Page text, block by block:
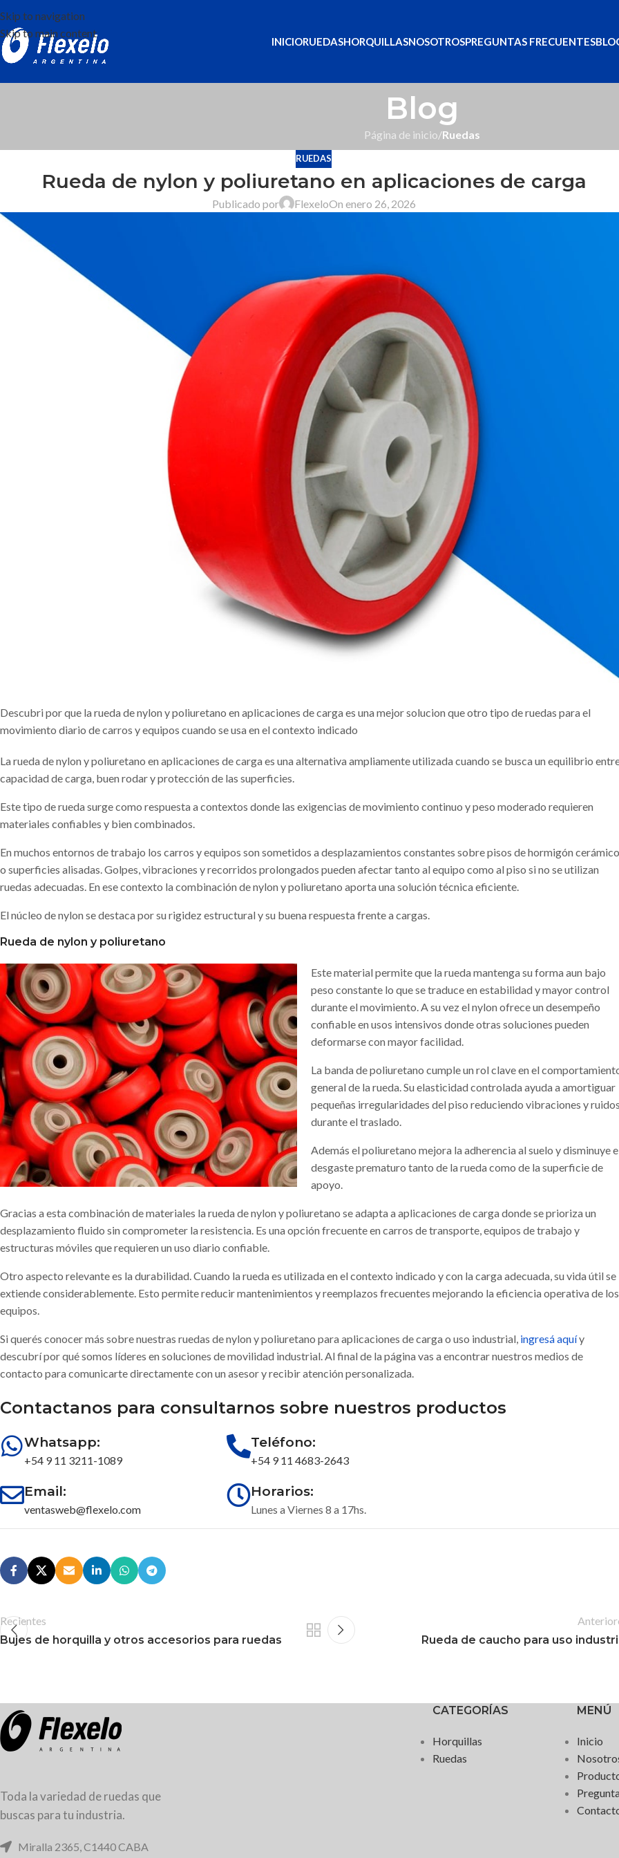
Skip to navigation
Skip to main content
INICIORUEDASHORQUILLASNOSOTROSPREGUNTAS FRECUENTES
Blog
Página de inicio/Ruedas
RUEDAS
Rueda de nylon y poliuretano en aplicaciones de carga
Publicado por FlexeloOn enero 26, 2026
Descubri por que la rueda de nylon y poliuretano en aplicaciones de carga es una mejor solucion que otro tipo de ruedas para el
movimiento diario de carros y equipos cuando se usa en el contexto indicado
La rueda de nylon y poliuretano en aplicaciones de carga es una alternativa ampliamente utilizada cuando se busca un equilibrio
capacidad de carga, buen rodar y protección de las superficies.
Este tipo de rueda surge como respuesta a contextos donde las exigencias de movimiento continuo y peso moderado requieren
materiales confiables y bien combinados.
En muchos entornos de trabajo los carros y equipos son sometidos a desplazamientos constantes sobre pisos de hormigón cerámico
o superficies alisadas. Golpes, vibraciones y recorridos prolongados pueden afectar tanto al equipo como al piso si no se utilizan
ruedas adecuadas. En ese contexto la combinación de nylon y poliuretano aporta una solución técnica eficiente.
El núcleo de nylon se destaca por su rigidez estructural y su buena respuesta frente a cargas.
Rueda de nylon y poliuretano
Este material permite que la rueda mantenga su forma aun bajo
peso constante lo que se traduce en estabilidad y mayor control
durante el movimiento. A su vez el nylon ofrece un desempeño
confiable en usos intensivos donde otras soluciones pueden
deformarse con mayor facilidad.
La banda de poliuretano cumple un rol clave en el
general de la rueda. Su elasticidad controlada ayuda a amortiguar
pequeñas irregularidades del piso reduciendo vibraciones y
durante el traslado.
Además el poliuretano mejora la adherencia al suelo y disminuye
desgaste prematuro tanto de la rueda como de la superficie de
apoyo.
Gracias a esta combinación de materiales la rueda de nylon y poliuretano se adapta a aplicaciones de carga donde se prioriza un
desplazamiento fluido sin comprometer la resistencia. Es una opción frecuente en carros de transporte, equipos de trabajo y
estructuras móviles que requieren un uso diario confiable.
Otro aspecto relevante es la durabilidad. Cuando la rueda es utilizada en el contexto indicado y con la carga adecuada, su vida útil se
extiende considerablemente. Esto permite reducir mantenimientos y reemplazos frecuentes mejorando la eficiencia operativa de los
equipos.
Si querés conocer más sobre nuestras ruedas de nylon y poliuretano para aplicaciones de carga o uso industrial, ingresá aquíy
descubrí por qué somos líderes en soluciones de movilidad industrial. Al final de la página vas a encontrar nuestros medios de
contacto para comunicarte directamente con un asesor y recibir atención personalizada.
Contactanos para consultarnos sobre nuestros productos
Whatsapp:
+54 9 11 3211-1089
Email:
ventasweb@flexelo.com
Teléfono:
+54 9 11 4683-2643
Horarios:
Lunes a Viernes 8 a 17hs.
Recientes
Bujes de horquilla y otros accesorios para ruedas
Rueda de caucho para uso
Toda la variedad de ruedas que
buscas para tu industria.
Miralla 2365, C1440 CABA
CATEGORÍAS
Horquillas
Ruedas
MENÚ
Inicio